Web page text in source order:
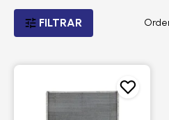
FILTRAR